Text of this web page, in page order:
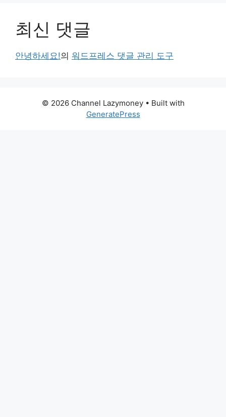
최신 댓글
안녕하세요!의 워드프레스 댓글 관리 도구
© 2026 Channel Lazymoney• Built with
GeneratePress